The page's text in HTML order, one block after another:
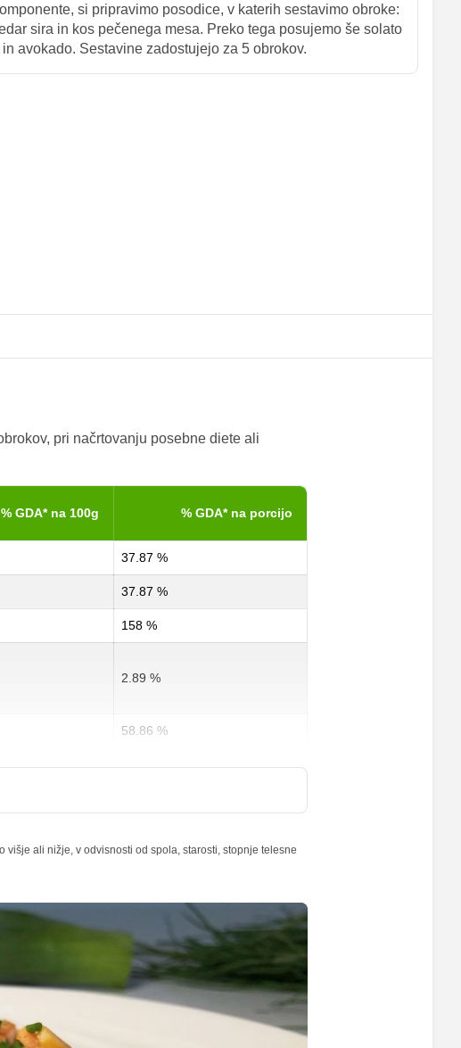
si pripravimo posodice, v katerih sestavimo obroke:
sira in kos pečenega mesa. Preko tega posujemo še solato
avokado. Sestavine zadostujejo za 5 obrokov.
pri načrtovanju posebne diete ali
% GDA* na 100g % GDA* na porcijo
37.87 %
37.87 %
158 %
2.89 %
58.86 %
84 %
ali nižje, v odvisnosti od spola, starosti, stopnje telesne